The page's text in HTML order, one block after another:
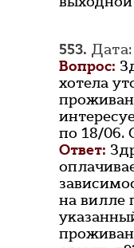
553. Дата:
Вопрос:
хотела
по 18/06.
Ответ:
на вилле